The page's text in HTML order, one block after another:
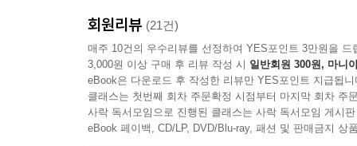
열일곱 살, 작가는 도로에서 소와 눈이 마주친다.
싣고 가지?’ 순수한 의아함이 일었다. 고등학생
본능적인 거부감을 느꼈다. 20대 중반, 반려견과
되지만 개고기는 먹으면 안 되는 이유는 없었다.
씻었다. 우연히 본 다큐멘터리는 소고기를 생산
회원리뷰 (21건)
매주 10건의 우수리뷰를 선정하여 YES포인트 3만원을 드
3,000원 이상 구매 후 리뷰 작성 시 일반회원 300원, 마니
eBook은 다운로드 후 작성한 리뷰만 YES포인트 지급됩니
클래스는 첫번째 회차 주문확정 시점부터 마지막 회차 주
사락 독서모임으로 진행된 클래스는 사락 독서모임 게시
eBook 페이백, CD/LP, DVD/Blu-ray, 패션 및 판매금지 상